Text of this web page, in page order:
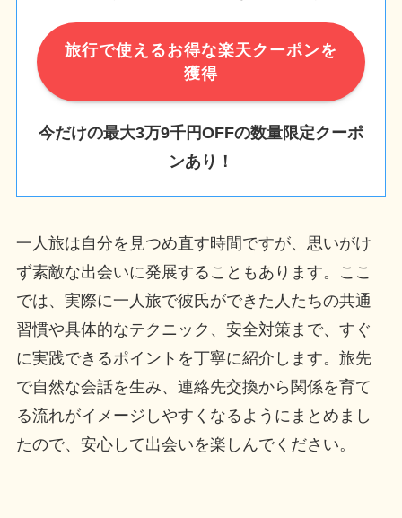
旅行で使えるお得な楽天クーポンを
獲得
今だけの最大3万9千円OFFの数量限定クーポ
ンあり！
一人旅は自分を見つめ直す時間ですが、思いがけ
ず素敵な出会いに発展することもあります。ここ
では、実際に一人旅で彼氏ができた人たちの共通
習慣や具体的なテクニック、安全対策まで、すぐ
に実践できるポイントを丁寧に紹介します。旅先
で自然な会話を生み、連絡先交換から関係を育て
る流れがイメージしやすくなるようにまとめまし
たので、安心して出会いを楽しんでください。